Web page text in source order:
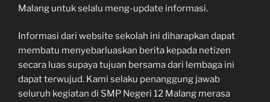
Malang untuk selalu meng-update informasi.
Informasi dari website sekolah ini diharapkan dapat
membatu menyebarluaskan berita kepada netizen
secara luas supaya tujuan bersama dari lembaga ini
dapat terwujud. Kami selaku penanggung jawab
seluruh kegiatan di SMP Negeri 12 Malang merasa